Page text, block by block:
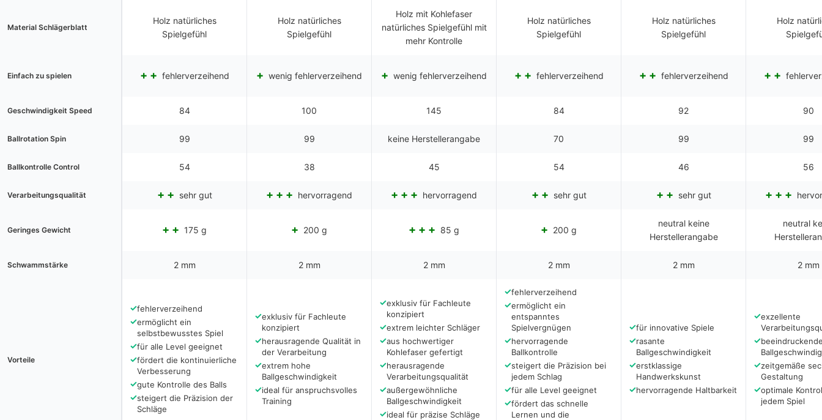
Material Schlägerblatt
Holz natürliches
Spielgefühl
Holz natürliches
Spielgefühl
Holz mit Kohlefaser
natürliches Spielgefühl mit
mehr Kontrolle
Holz natürliches
Spielgefühl
Holz natürliches
Spielgefühl
Holz
Einfach zu spielen fehlerverzeihend wenig fehlerverzeihend wenig fehlerverzeihend fehlerverzeihend fehlerverzeihend
Geschwindigkeit Speed 84 100 145 84 92 90
Ballrotation Spin 99 99 keine Herstellerangabe 70 99 99
Ballkontrolle Control 54 38 45 54 46 56
Verarbeitungsqualität sehr gut hervorragend hervorragend sehr gut sehr gut
Geringes Gewicht 175 g 200 g 85 g 200 g
neutral keine
Herstellerangabe
neutral
Schwammstärke 2 mm 2 mm 2 mm 2 mm 2 mm 2 mm
Vorteile
✓fehlerverzeihend
✓ermöglicht ein
selbstbewusstes Spiel
✓für alle Level geeignet
✓fördert die kontinuierliche
Verbesserung
✓gute Kontrolle des Balls
✓steigert die Präzision der
Schläge
✓exklusiv für Fachleute
konzipiert
✓herausragende Qualität in
der Verarbeitung
✓extrem hohe
Ballgeschwindigkeit
✓ideal für anspruchsvolles
Training
✓exklusiv für Fachleute
konzipiert
✓extrem leichter Schläger
✓aus hochwertiger
Kohlefaser gefertigt
✓herausragende
Verarbeitungsqualität
✓außergewöhnliche
Ballgeschwindigkeit
✓ideal für präzise Schläge
✓fehlerverzeihend
✓ermöglicht ein
entspanntes
Spielvergnügen
✓hervorragende
Ballkontrolle
✓steigert die Präzision bei
jedem Schlag
✓für alle Level geeignet
✓fördert das schnelle
Lernen und die
✓für innovative Spiele
✓rasante
Ballgeschwindigkeit
✓erstklassige
Handwerkskunst
✓hervorragende Haltbarkeit
✓exzellente
✓
✓zeitgemäße
Gestaltung
✓optimale
jedem Spiel